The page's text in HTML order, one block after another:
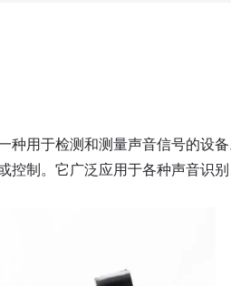
种用于检测和测量声音信号的设
控制。它广泛应用于各种声音识